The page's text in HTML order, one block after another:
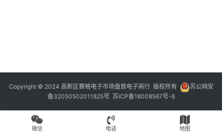
Copyright © 2024 高新区赛格电子市场盘首电子商行 版权所有
苏公网安
备32050502011825号 苏ICP备18008567号-6
微信 电话 地图